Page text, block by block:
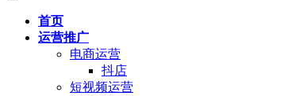
首页
运营推广
电商运营
抖店
短视频运营